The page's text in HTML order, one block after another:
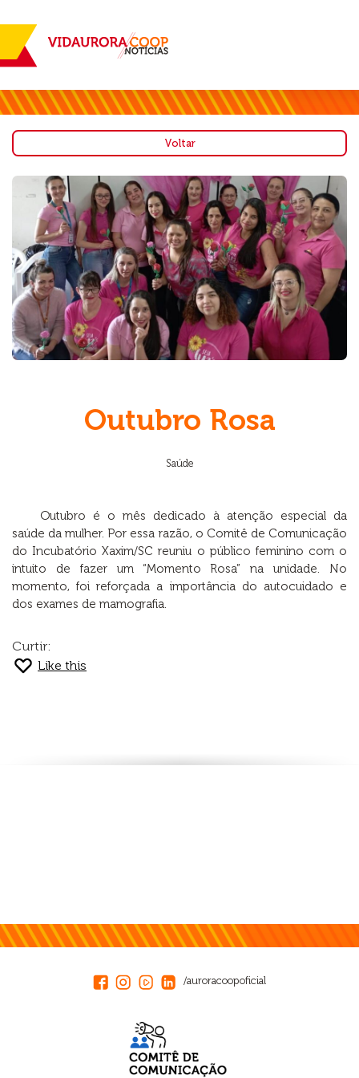
Voltar
Outubro Rosa
Saúde
Outubro é o mês dedicado à atenção especial da
saúde da mulher. Por essa razão, o Comitê de Comunicação
do Incubatório Xaxim/SC reuniu o público feminino com o
intuito de fazer um “Momento Rosa” na unidade. No
momento, foi reforçada a importância do autocuidado e
dos exames de mamografia.
Curtir:
Like this
/auroracoopoficial